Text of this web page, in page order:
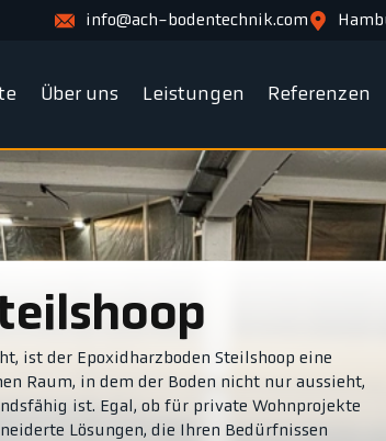
info@ach-bodentechnik.com
Über uns Leistungen Referenzen
ist der Epoxidharzboden Steilshoop eine
Raum, in dem der Boden nicht nur aussieht,
ist. Egal, ob für private Wohnprojekte
Lösungen, die Ihren Bedürfnissen